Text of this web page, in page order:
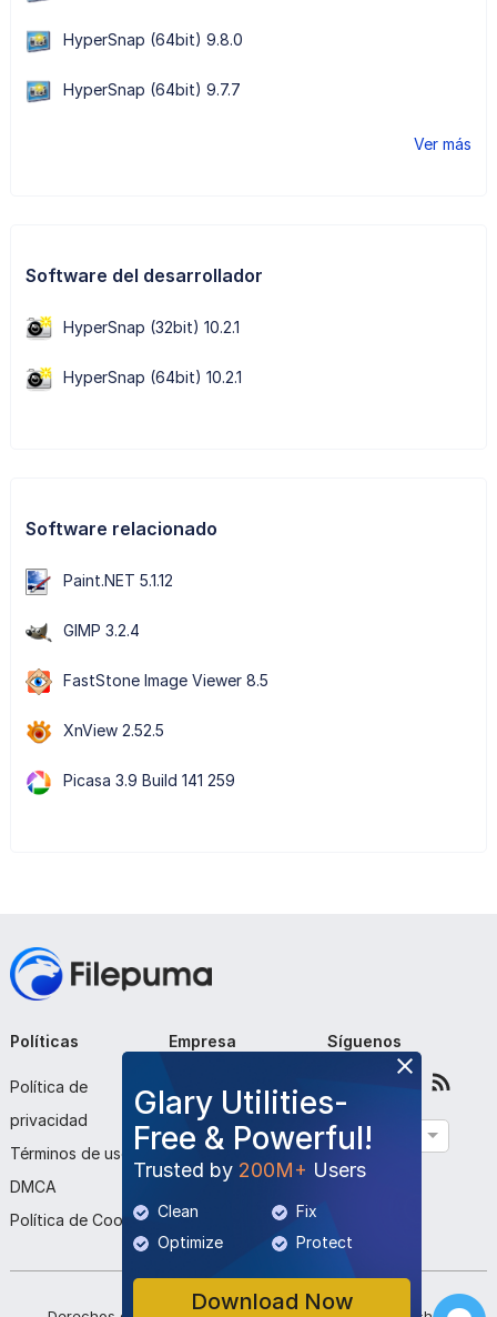
HyperSnap (64bit) 9.8.0
HyperSnap (64bit) 9.7.7
Ver más
Software del desarrollador
HyperSnap (32bit) 10.2.1
HyperSnap (64bit) 10.2.1
Software relacionado
Paint.NET 5.1.12
GIMP 3.2.4
FastStone Image Viewer 8.5
XnView 2.52.5
Picasa 3.9 Build 141 259
Glary Utilities-
Free & Powerful!
Trusted by 200M+ Users
Clean
Fix
Optimize
Protect
Download Now
Políticas
Política de
privacidad
Términos de uso
DMCA
Política de Cookies
Empresa
Sobre nosotros
Contáctenos
Enviar programa
Síguenos
Español